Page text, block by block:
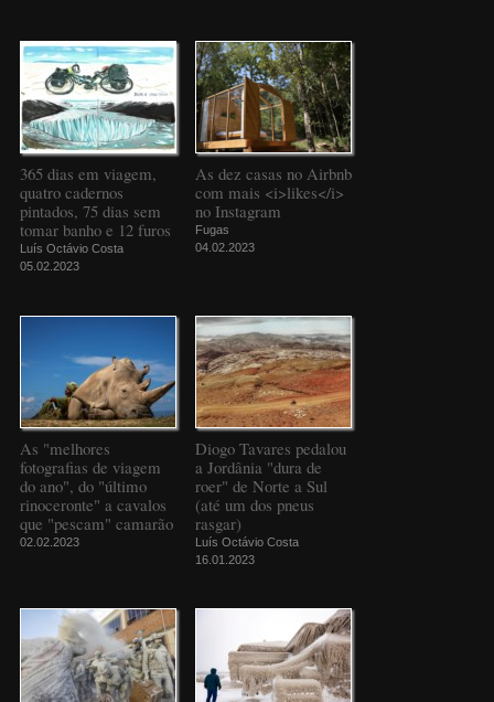
365 dias em viagem,
quatro cadernos
pintados, 75 dias sem
tomar banho e 12 furos
Luís Octávio Costa
05.02.2023
As dez casas no Airbnb
com mais <i>likes</i>
no Instagram
Fugas
04.02.2023
As "melhores
fotografias de viagem
do ano", do "último
rinoceronte" a cavalos
que "pescam" camarão
02.02.2023
Diogo Tavares pedalou
a Jordânia "dura de
roer" de Norte a Sul
(até um dos pneus
rasgar)
Luís Octávio Costa
16.01.2023